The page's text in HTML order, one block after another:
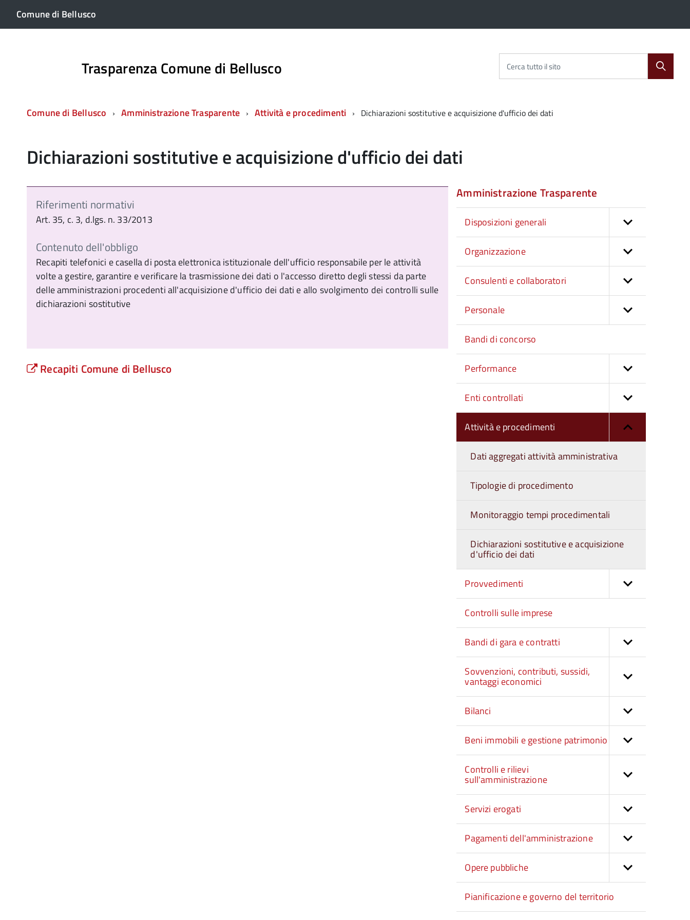
Comune di Bellusco
Trasparenza Comune di Bellusco Cerca tutto il sito
Comune di Bellusco Amministrazione Trasparente Attività e procedimenti Dichiarazioni sostitutive e acquisizione d'ufficio dei dati
Dichiarazioni sostitutive e acquisizione d'ufficio dei dati
Riferimenti normativi
Art. 35, c. 3, d.lgs. n. 33/2013
Contenuto dell'obbligo
Recapiti telefonici e casella di posta elettronica istituzionale dell'ufficio responsabile per le attività
volte a gestire, garantire e verificare la trasmissione dei dati o l'accesso diretto degli stessi da parte
delle amministrazioni procedenti all'acquisizione d'ufficio dei dati e allo svolgimento dei controlli sulle
dichiarazioni sostitutive
Recapiti Comune di Bellusco
Amministrazione Trasparente
Disposizioni generali
Organizzazione
Consulenti e collaboratori
Personale
Bandi di concorso
Performance
Enti controllati
Attività e procedimenti
Dati aggregati attività amministrativa
Tipologie di procedimento
Monitoraggio tempi procedimentali
Dichiarazioni sostitutive e acquisizione
d'ufficio dei dati
Provvedimenti
Controlli sulle imprese
Bandi di gara e contratti
Sovvenzioni, contributi, sussidi,
vantaggi economici
Bilanci
Beni immobili e gestione patrimonio
Controlli e rilievi
sull'amministrazione
Servizi erogati
Pagamenti dell'amministrazione
Opere pubbliche
Pianificazione e governo del territorio